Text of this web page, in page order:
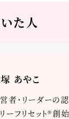
た人
あやこ
者・リーダーの
ーフリセット®創